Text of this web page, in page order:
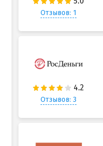
Отзывов: 1
Отзывов: 3